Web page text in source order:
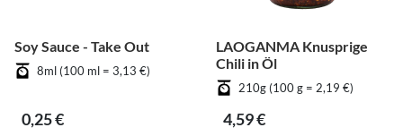
Soy Sauce - Take Out
8ml (100 ml = 3,13 €)
0,25 €
LAOGANMA Knusprige
Chili in Öl
210g (100 g = 2,19 €)
4,59 €